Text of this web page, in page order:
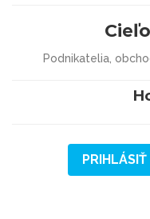
Podnikatelia,